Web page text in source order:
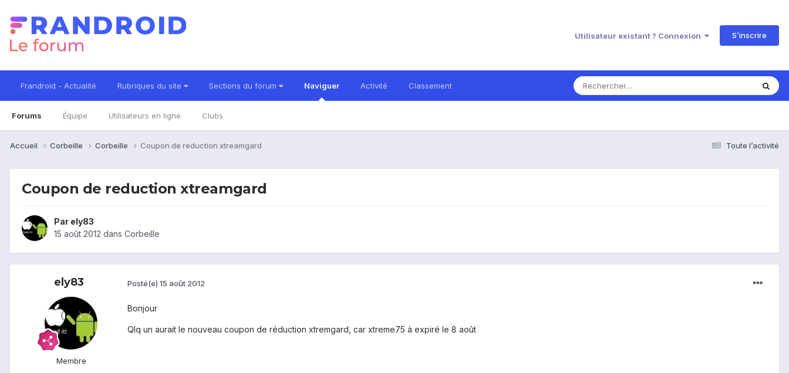
Utilisateur existant ? Connexion S’inscrire
Frandroid - Actualité Rubriques du site Sections du forum Naviguer
Forums Équipe Utilisateurs en ligne Clubs
Activité Classement
Toute l’activité
Accueil Corbeille Corbeille Coupon de reduction xtreamgard
Coupon de reduction xtreamgard
Par ely83
15 août 2012 dans Corbeille
ely83
Membre
Posté(e) 15 août 2012
Bonjour
Qlq un aurait le nouveau coupon de réduction xtremgard, car xtreme75 à expiré le 8 août